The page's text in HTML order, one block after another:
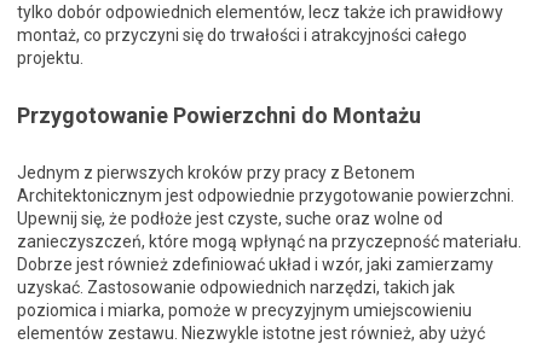
tylko dobór odpowiednich elementów, lecz także ich prawidłowy
montaż, co przyczyni się do trwałości i atrakcyjności całego
projektu.
Przygotowanie Powierzchni do Montażu
Jednym z pierwszych kroków przy pracy z Betonem
Architektonicznym jest odpowiednie przygotowanie powierzchni.
Upewnij się, że podłoże jest czyste, suche oraz wolne od
zanieczyszczeń, które mogą wpłynąć na przyczepność materiału.
Dobrze jest również zdefiniować układ i wzór, jaki zamierzamy
uzyskać. Zastosowanie odpowiednich narzędzi, takich jak
poziomica i miarka, pomoże w precyzyjnym umiejscowieniu
elementów zestawu. Niezwykle istotne jest również, aby użyć